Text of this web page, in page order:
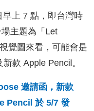
上 7 點，即台灣時
主題為「Let
覺圖來看，可能會是
款 Apple Pencil。
邀請函，新款
Pencil 於 5/7 發